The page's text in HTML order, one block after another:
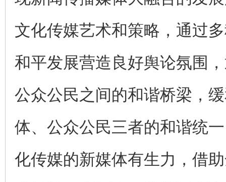
文化传媒艺术和策略，通过
和平发展营造良好舆论氛围
公众公民之间的和谐桥梁，
体、公众公民三者的和谐统
化传媒的新媒体有生力，借